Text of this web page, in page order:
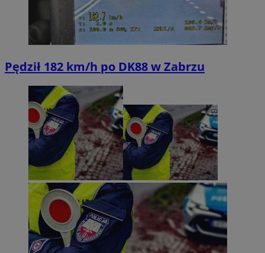
Pędził 182 km/h po DK88 w Zabrzu